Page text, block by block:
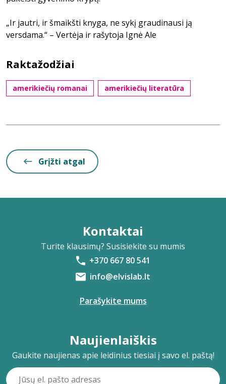
„Ir jautri, ir šmaikšti knyga, ne sykį graudinausi ją
versdama.“ – Vertėja ir rašytoja Ignė Ale
Raktažodžiai
amerikiečių romanai amerikiečių literatūra
Grįžti atgal
Kontaktai
Turite klausimų? Susisiekite su mumis
+370 667 80 541
info@elvislab.lt
Parašykite mums
Naujienlaiškis
Gaukite naujienas apie leidinius tiesiai į savo el. paštą!